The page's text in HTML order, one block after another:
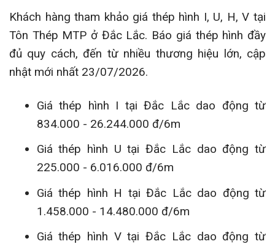
Khách hàng tham khảo giá thép hình I, U, H, V tại
Tôn Thép MTP ở Đắc Lắc. Báo giá thép hình đầy
đủ quy cách, đến từ nhiều thương hiệu lớn, cập
nhật mới nhất 23/07/2026.
Giá thép hình I tại Đắc Lắc dao động từ
834.000 - 26.244.000 đ/6m
Giá thép hình U tại Đắc Lắc dao động từ
225.000 - 6.016.000 đ/6m
Giá thép hình H tại Đắc Lắc dao động từ
1.458.000 - 14.480.000 đ/6m
Giá thép hình V tại Đắc Lắc dao động từ